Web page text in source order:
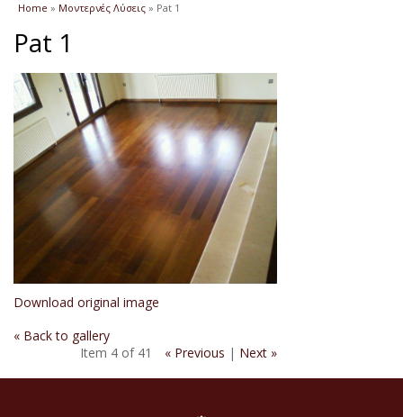
You are here
Home » Μοντερνές Λύσεις » Pat 1
Pat 1
Download original image
« Back to gallery
Item 4 of 41
« Previous | Next »